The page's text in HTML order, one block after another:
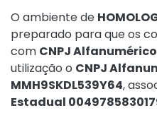
O ambiente de
preparado para que os
com CNPJ Alfanumérico
utilização o CNPJ
MMH9SKDL539Y64,
Estadual